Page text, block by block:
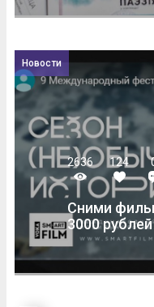
Новости
2636 124
Сними
3000 рублей